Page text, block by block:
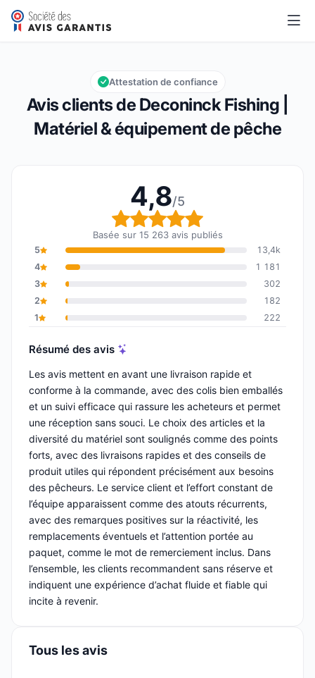
Note globale : 4,8 sur 5
4,8/5
Avis clients de Deconinck Fishing |
Matériel & équipement de pêche
Attestation de confiance
4,8/5
Note globale : 4,8 sur 5
Basée sur 15 263 avis publiés
5
13,4k
4
1 181
3
302
2
182
1
222
Résumé des avis
Les avis mettent en avant une livraison rapide et
conforme à la commande, avec des colis bien emballés
et un suivi efficace qui rassure les acheteurs et permet
une réception sans souci. Le choix des articles et la
diversité du matériel sont soulignés comme des points
forts, avec des livraisons rapides et des conseils de
produit utiles qui répondent précisément aux besoins
des pêcheurs. Le service client et l’effort constant de
l’équipe apparaissent comme des atouts récurrents,
avec des remarques positives sur la réactivité, les
remplacements éventuels et l’attention portée au
paquet, comme le mot de remerciement inclus. Dans
l’ensemble, les clients recommandent sans réserve et
indiquent une expérience d’achat fluide et fiable qui
incite à revenir.
Tous les avis